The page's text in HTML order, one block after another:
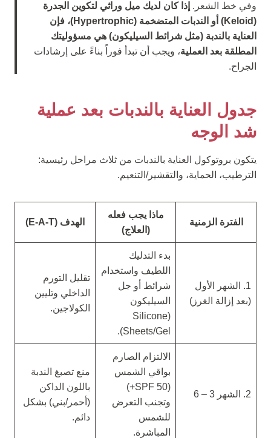
وفي خط الشعر. إذا كان لديك ميل وراثي لتكوين الجدرة
(Keloid) أو الندبات المتضخمة (Hypertrophic)، فإن
العناية بالندبة (مثل شرائط السيليكون) هي مسؤوليتك
المطلقة بعد العملية، ويجب أن تبدأ فوراً بناءً على إرشادات
الجراح.
جدول العناية بالندبات بعد عملية
شد الوجه
يتكون بروتوكول العناية بالندبات من ثلاث مراحل رئيسية:
الترطيب، الحماية، والتقشير/التنعيم.
الفترة الزمنية
ماذا يجب فعله
(العلاج)
الهدف (E-A-T)
1. الشهر الأول
(بعد إزالة الغرز)
بدء التدليك
اللطيف واستخدام
شرائط أو جل
السيليكون
(Silicone
Sheets/Gel).
تقليل التورم
الداخلي وتليين
الكولاجين.
2. الشهر 3 – 6
الالتزام الصارم
بواقي الشمس
(SPF 50+)
وتجنب التعرض
للشمس
المباشرة.
منع تصبغ الندبة
باللون الداكن
(أحمر/بني) بشكل
دائم.